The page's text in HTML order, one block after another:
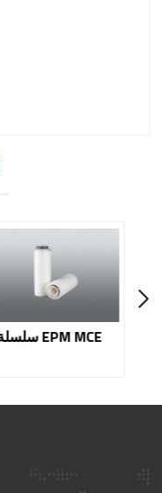
سلسلة EPM MCE